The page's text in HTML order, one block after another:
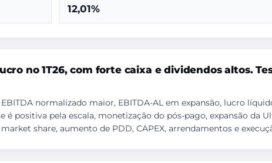
12,01%
no 1T26, com forte caixa e dividendos altos.
normalizado maior, EBITDA-AL em expansão, lucro
é positiva pela escala, monetização do pós-pago, expansão da
share, aumento de PDD, CAPEX, arrendamentos e